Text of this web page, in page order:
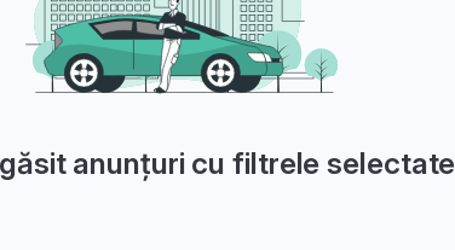
anunțuri cu filtrele selectate